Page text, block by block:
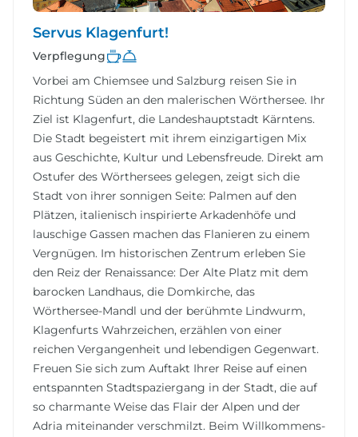
Servus Klagenfurt!
Verpflegung
Vorbei am Chiemsee und Salzburg reisen Sie in
Richtung Süden an den malerischen Wörthersee. Ihr
Ziel ist Klagenfurt, die Landeshauptstadt Kärntens.
Die Stadt begeistert mit ihrem einzigartigen Mix
aus Geschichte, Kultur und Lebensfreude. Direkt am
Ostufer des Wörthersees gelegen, zeigt sich die
Stadt von ihrer sonnigen Seite: Palmen auf den
Plätzen, italienisch inspirierte Arkadenhöfe und
lauschige Gassen machen das Flanieren zu einem
Vergnügen. Im historischen Zentrum erleben Sie
den Reiz der Renaissance: Der Alte Platz mit dem
barocken Landhaus, die Domkirche, das
Wörthersee-Mandl und der berühmte Lindwurm,
Klagenfurts Wahrzeichen, erzählen von einer
reichen Vergangenheit und lebendigen Gegenwart.
Freuen Sie sich zum Auftakt Ihrer Reise auf einen
entspannten Stadtspaziergang in der Stadt, die auf
so charmante Weise das Flair der Alpen und der
Adria miteinander verschmilzt. Beim Willkommens-